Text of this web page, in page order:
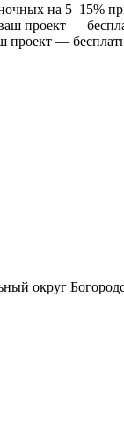
на 5–15%
проект —
округ